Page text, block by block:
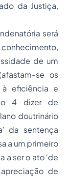
da Justiça,
será
de um
se os
à eficiência e
4 dizer de
doutrinário
da sentença
a um primeiro
a ser o ato ‘de
de